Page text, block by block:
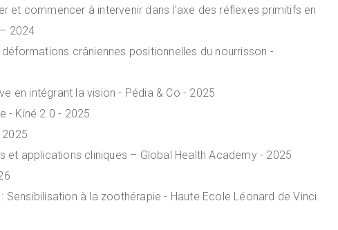
et commencer à intervenir dans l’axe des réflexes primitifs en
2024
crâniennes positionnelles du nourrisson -
en intégrant la vision - Pédia & Co - 2025
- Kiné 2.0 - 2025
et applications cliniques – Global Health Academy - 2025
Sensibilisation à la zoothérapie - Haute Ecole Léonard de Vinci